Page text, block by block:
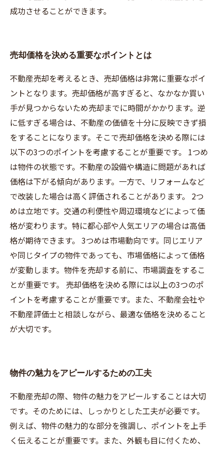
成功させることができます。
売却価格を決める重要なポイントとは
不動産売却を考えるとき、売却価格は非常に重要なポイ
ントとなります。売却価格が高すぎると、なかなか買い
手が見つからないため売却までに時間がかかります。逆
に低すぎる場合は、不動産の価値を十分に反映できず損
をすることになります。そこで売却価格を決める際には
以下の3つのポイントを考慮することが重要です。 1つめ
は物件の状態です。不動産の設備や構造に問題があれば
価格は下がる傾向があります。一方で、リフォームなど
で改装した場合は高く評価されることがあります。 2つ
めは立地です。交通の利便性や周辺環境などによって価
格が変わります。特に都心部や人気エリアの場合は高価
格が期待できます。 3つめは市場動向です。同じエリア
や同じタイプの物件であっても、市場価格によって価格
が変動します。物件を売却する前に、市場調査をするこ
とが重要です。 売却価格を決める際には以上の3つのポ
イントを考慮することが重要です。また、不動産会社や
不動産評価士と相談しながら、最適な価格を決めること
が大切です。
物件の魅力をアピールするための工夫
不動産売却の際、物件の魅力をアピールすることは大切
です。そのためには、しっかりとした工夫が必要です。
例えば、物件の魅力的な部分を強調し、ポイントを上手
く伝えることが重要です。また、外観も目に付くため、